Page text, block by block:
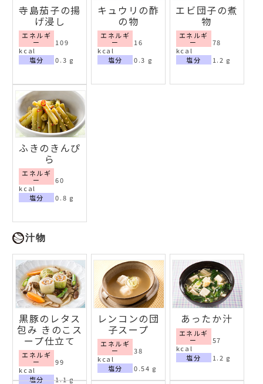
寺島茄子の揚
げ浸し
エネルギ
ー
109
kcal
塩分
0.3 g
キュウリの酢
の物
エネルギ
ー
16
kcal
塩分
0.3 g
エビ団子の煮
物
エネルギ
ー
78
kcal
塩分
1.2 g
ふきのきんぴ
ら
エネルギ
ー
60
kcal
塩分
0.8 g
汁物
黒豚のレタス
包み きのこス
ープ仕立て
エネルギ
ー
99
kcal
塩分
1.1 g
レンコンの団
子スープ
エネルギ
ー
38
kcal
塩分
0.54 g
あったか汁
エネルギ
ー
57
kcal
塩分
1.2 g